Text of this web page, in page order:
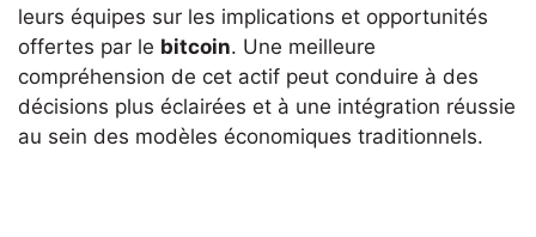
leurs équipes sur les implications et opportunités
offertes par le bitcoin. Une meilleure
compréhension de cet actif peut conduire à des
décisions plus éclairées et à une intégration réussie
au sein des modèles économiques traditionnels.